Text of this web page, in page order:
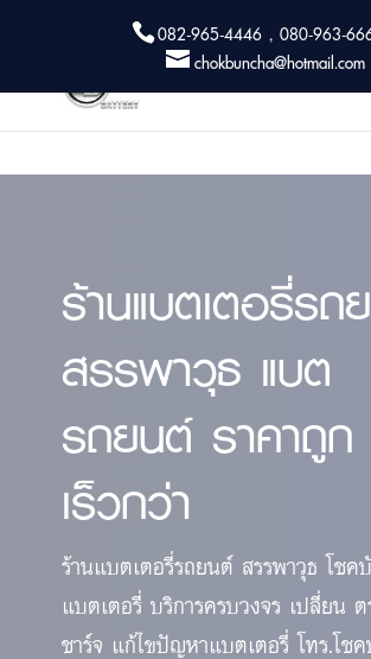
082-965-4446 , 080-963-
chokbuncha@hotmail.com
ร้านแบตเตอรี่รถ
สรรพาวุธ แบต
รถยนต์ ราคาถู
เร็วกว่า
ร้านแบตเตอรี่รถยนต์ สรรพาวุธ โชค
แบตเตอรี่ บริการครบวงจร เปลี่ยน ต
ชาร์จ แก้ไขปัญหาแบตเตอรี่ โทร.โช